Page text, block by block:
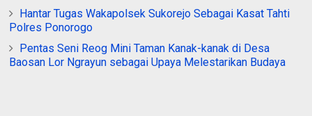
Hantar Tugas Wakapolsek Sukorejo Sebagai Kasat Tahti
Polres Ponorogo
Pentas Seni Reog Mini Taman Kanak-kanak di Desa
Baosan Lor Ngrayun sebagai Upaya Melestarikan Budaya